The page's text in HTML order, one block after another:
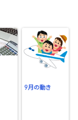
9月の動き